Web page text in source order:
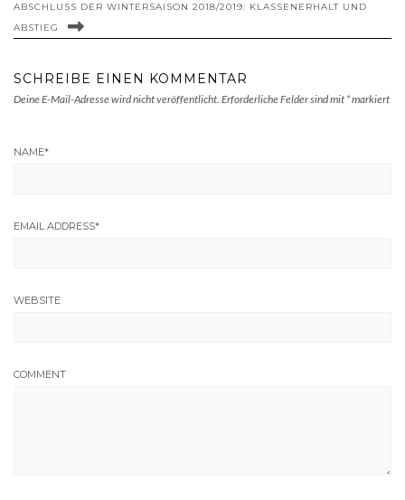
ABSCHLUSS DER WINTERSAISON 2018/2019: KLASSENERHALT UND
ABSTIEG
SCHREIBE EINEN KOMMENTAR
Deine E-Mail-Adresse wird nicht veröffentlicht. Erforderliche Felder sind mit *markiert
NAME*
EMAIL ADDRESS*
WEBSITE
COMMENT